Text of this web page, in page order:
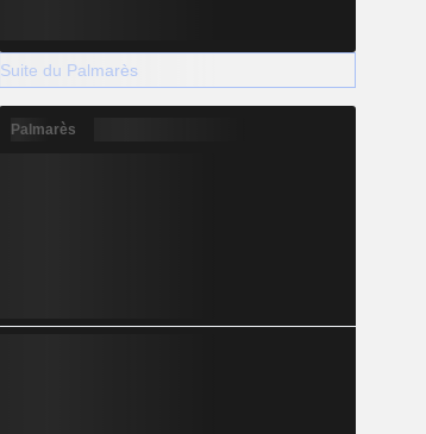
Suite du Palmarès
Palmarès